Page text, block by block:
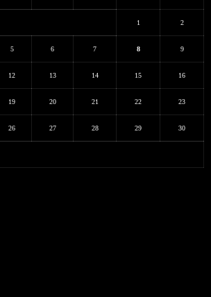
1 2
5 6 7 8 9
12 13 14 15 16
19 20 21 22 23
26 27 28 29 30